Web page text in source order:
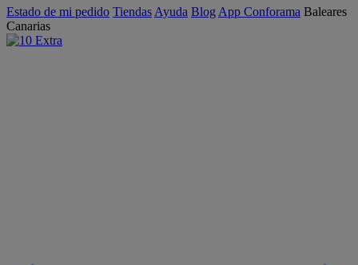
Estado de mi pedido Tiendas Ayuda Blog App Conforama Baleares
Canarias